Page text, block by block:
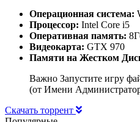
Операционная система:
Процессор: Intel Core i5
Оперативная память:
Видеокарта: GTX 970
Памяти на Жестком
Важно Запустите игру
(от Имени
Скачать торрент